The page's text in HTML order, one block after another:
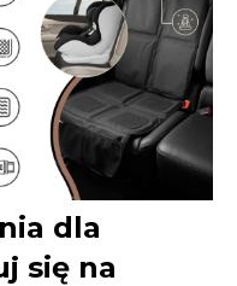
dla
się na